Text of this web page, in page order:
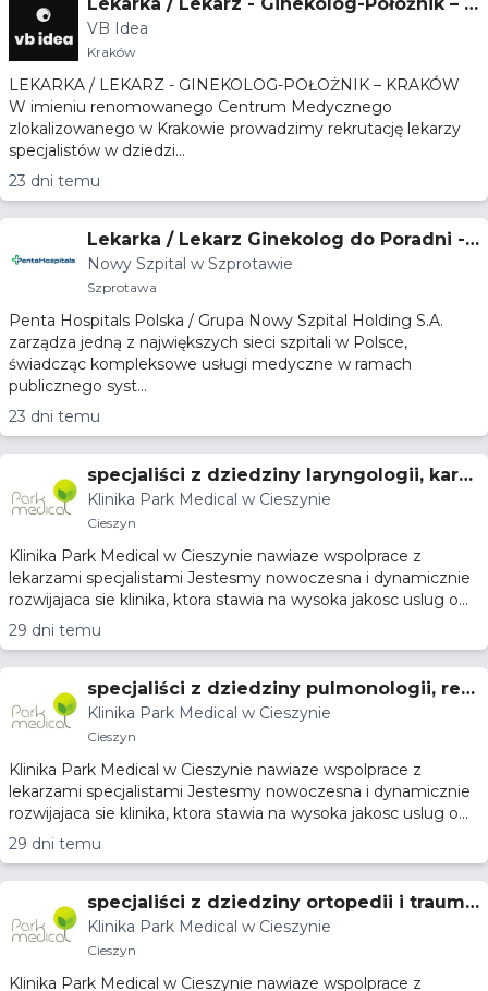
raków
VB Idea
Kraków
LEKARKA / LEKARZ - GINEKOLOG-POŁOŻNIK – KRAKÓW
W imieniu renomowanego Centrum Medycznego
zlokalizowanego w Krakowie prowadzimy rekrutację lekarzy
specjalistów w dziedzi...
23 dni temu
Lekarka / Lekarz Ginekolog do Poradni -
Specjalist(k)a lub w trakcie specjalizacji
Nowy Szpital w Szprotawie
Szprotawa
Penta Hospitals Polska / Grupa Nowy Szpital Holding S.A.
zarządza jedną z największych sieci szpitali w Polsce,
świadcząc kompleksowe usługi medyczne w ramach
publicznego syst...
23 dni temu
specjaliści z dziedziny laryngologii, kardi
ologii, endokrynologii
Klinika Park Medical w Cieszynie
Cieszyn
Klinika Park Medical w Cieszynie nawiaze wspolprace z
lekarzami specjalistami Jestesmy nowoczesna i dynamicznie
rozwijajaca sie klinika, ktora stawia na wysoka jakosc uslug o...
29 dni temu
specjaliści z dziedziny pulmonologii, reu
matologii, alergologii
Klinika Park Medical w Cieszynie
Cieszyn
Klinika Park Medical w Cieszynie nawiaze wspolprace z
lekarzami specjalistami Jestesmy nowoczesna i dynamicznie
rozwijajaca sie klinika, ktora stawia na wysoka jakosc uslug o...
29 dni temu
specjaliści z dziedziny ortopedii i trauma
tologii, psychiatrii
Klinika Park Medical w Cieszynie
Cieszyn
Klinika Park Medical w Cieszynie nawiaze wspolprace z